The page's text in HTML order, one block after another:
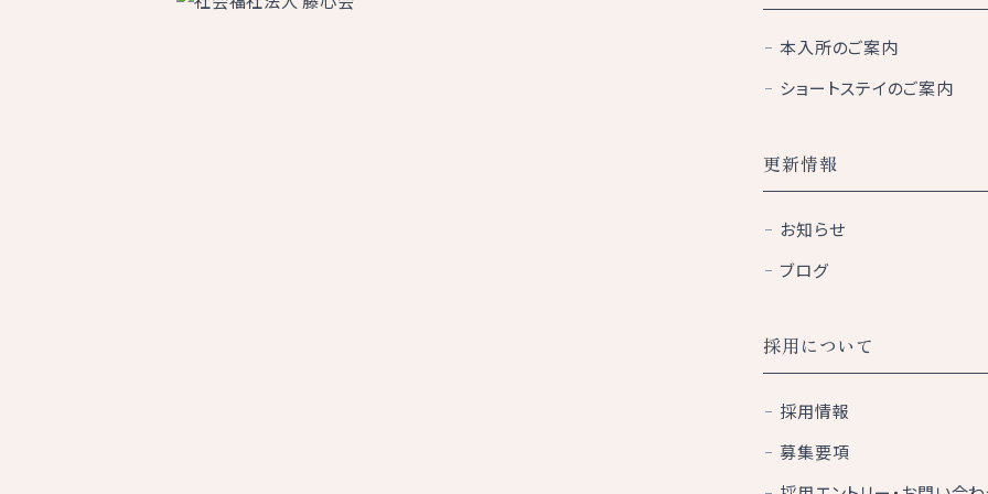
本入所のご案内
ショートステイのご案内
更新情報
お知らせ
ブログ
採用について
採用情報
募集要項